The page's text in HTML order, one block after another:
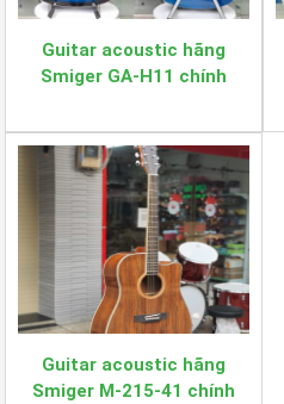
Guitar acoustic hãng
Smiger GA-H11 chính
Guitar acoustic hãng
Smiger M-215-41 chính